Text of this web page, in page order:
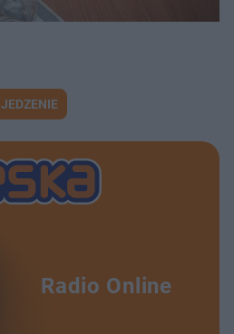
JEDZENIE
Radio Online